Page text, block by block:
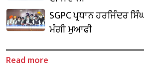
SGPC ਪ੍ਰਧਾਨ ਹਰਜਿੰਦਰ
ਮੰਗੀ ਮੁਆਫੀ
Read more